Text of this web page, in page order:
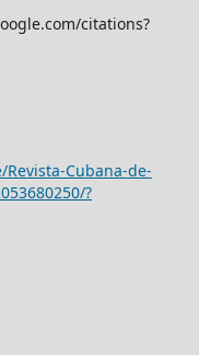
citations?
Cubana-de-
?